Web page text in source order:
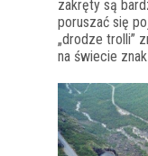
zakręty są
poruszać się
„drodze trolli”
na świecie